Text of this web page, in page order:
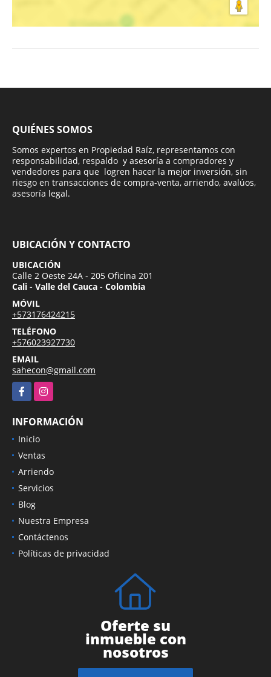
QUIÉNES SOMOS
Somos expertos en Propiedad Raíz, representamos con
responsabilidad, respaldo y asesoría a compradores y
vendedores para que logren hacer la mejor inversión, sin
riesgo en transacciones de compra-venta, arriendo, avalúos,
asesoría legal.
UBICACIÓN Y CONTACTO
UBICACIÓN
Calle 2 Oeste 24A - 205 Oficina 201
Cali - Valle del Cauca - Colombia
MÓVIL
+573176424215
TELÉFONO
+576023927730
EMAIL
sahecon@gmail.com
FacebookInstagram
INFORMACIÓN
Inicio
Ventas
Arriendo
Servicios
Blog
Nuestra Empresa
Contáctenos
Políticas de privacidad
Oferte su
inmueble con
nosotros